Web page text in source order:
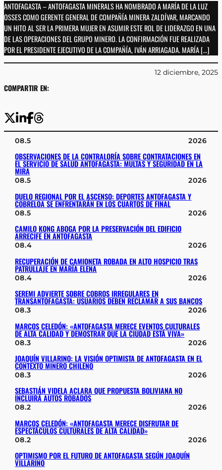
ANTOFAGASTA – ANTOFAGASTA MINERALS HA NOMBRADO A MARÍA DE LA LUZ
OSSES COMO GERENTE GENERAL DE COMPAÑÍA MINERA ZALDÍVAR, MARCANDO
UN HITO AL SER LA PRIMERA MUJER EN ASUMIR ESTE ROL DE LIDERAZGO EN UNA
DE LAS OPERACIONES DEL GRUPO MINERO. LA CONFIRMACIÓN FUE REALIZADA
POR EL PRESIDENTE EJECUTIVO DE LA COMPAÑÍA, IVÁN ARRIAGADA. MARÍA […]
COMPARTIR EN:
12 diciembre, 2025
08.5 2026
OBSERVACIONES DE LA CONTRALORÍA SOBRE CONTRATACIONES EN
EL SERVICIO DE SALUD ANTOFAGASTA: MULTAS Y SEGURIDAD EN LA
MIRA
08.5 2026
DUELO REGIONAL POR EL ASCENSO: DEPORTES ANTOFAGASTA Y
COBRELOA SE ENFRENTARÁN EN LOS CUARTOS DE FINAL
08.5 2026
CAMILO KONG ABOGA POR LA PRESERVACIÓN DEL EDIFICIO
ARRECIFE EN ANTOFAGASTA
08.4 2026
RECUPERACIÓN DE CAMIONETA ROBADA EN ALTO HOSPICIO TRAS
PATRULLAJE EN MARÍA ELENA
08.4 2026
SEREMI ADVIERTE SOBRE COBROS IRREGULARES EN
TRANSANTOFAGASTA: USUARIOS DEBEN RECLAMAR A SUS BANCOS
08.3 2026
MARCOS CELEDÓN: «ANTOFAGASTA MERECE EVENTOS CULTURALES
DE ALTA CALIDAD Y DEMOSTRAR QUE LA CIUDAD ESTÁ VIVA»
08.3 2026
JOAQUÍN VILLARINO: LA VISIÓN OPTIMISTA DE ANTOFAGASTA EN EL
CONTEXTO MINERO CHILENO
08.3 2026
SEBASTIÁN VIDELA ACLARA QUE PROPUESTA BOLIVIANA NO
INCLUIRÁ AUTOS ROBADOS
08.2 2026
MARCOS CELEDÓN: «ANTOFAGASTA MERECE DISFRUTAR DE
ESPECTÁCULOS CULTURALES DE ALTA CALIDAD»
08.2 2026
OPTIMISMO POR EL FUTURO DE ANTOFAGASTA SEGÚN JOAQUÍN
VILLARINO